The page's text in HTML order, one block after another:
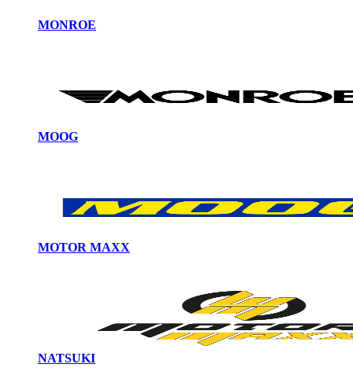
MONROE
MOOG
MOTOR MAXX
NATSUKI